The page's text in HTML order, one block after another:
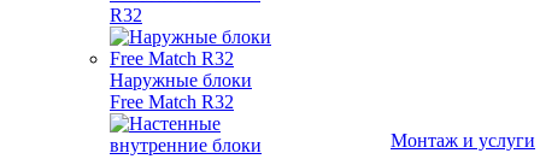
R32
Наружные блоки
Free Match R32
Монтаж и услуги